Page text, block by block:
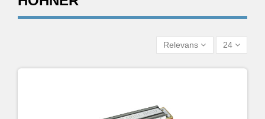
Relevans 24